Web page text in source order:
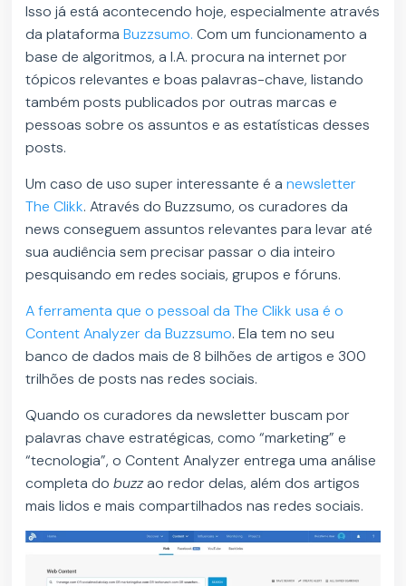
Isso já está acontecendo hoje, especialmente através
da plataformaBuzzsumo. Com um funcionamento a
base de algoritmos, a I.A. procura na internet por
tópicos relevantes e boas palavras-chave, listando
também posts publicados por outras marcas e
pessoas sobre os assuntos e as estatísticas desses
posts.
Um caso de uso super interessante é anewsletter
The Clikk. Através do Buzzsumo, os curadores da
news conseguem assuntos relevantes para levar até
sua audiência sem precisar passar o dia inteiro
pesquisando em redes sociais, grupos e fóruns.
A ferramenta que o pessoal da TheClikkusa é o
Content Analyzer da Buzzsumo. Ela tem no seu
banco de dados mais de 8 bilhões de artigos e 300
trilhões de posts nas redes sociais.
Quando os curadores da newsletter buscam por
palavras chave estratégicas, como “marketing” e
“tecnologia”, o Content Analyzer entrega uma análise
completa dobuzzao redor delas, além dos artigos
mais lidos e mais compartilhados nas redes sociais.